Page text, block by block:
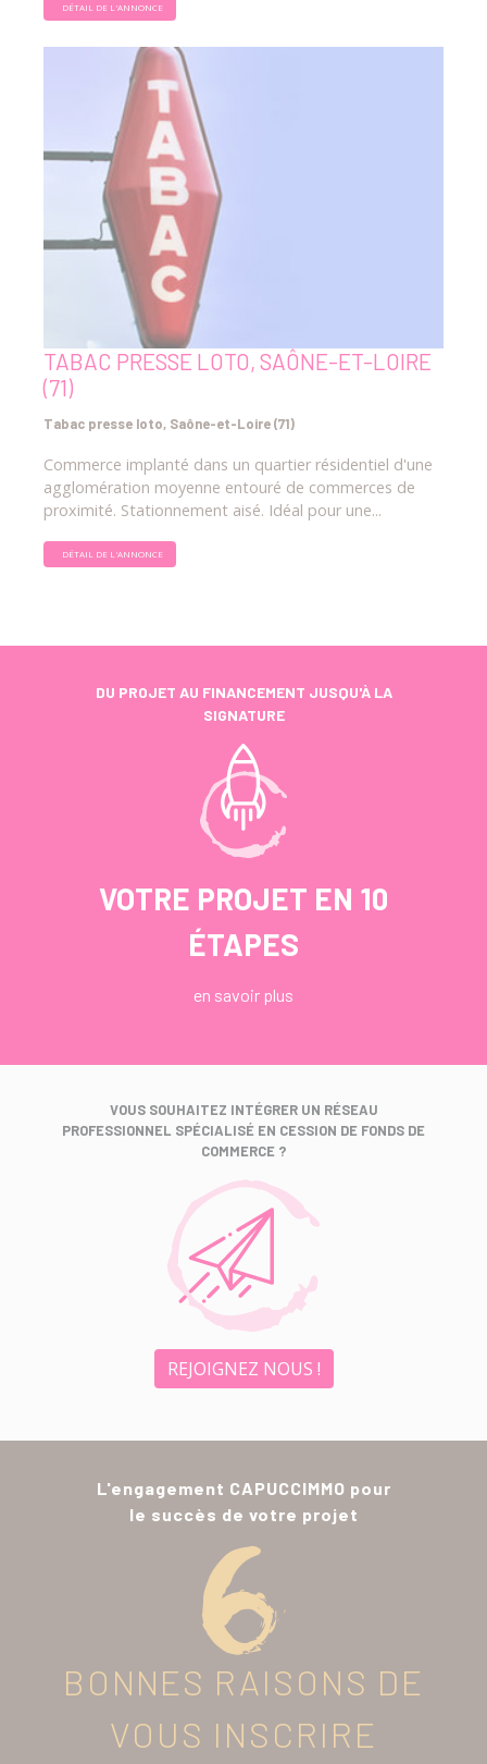
DÉTAIL DE L'ANNONCE
TABAC PRESSE LOTO, SAÔNE-ET-LOIRE
(71)
Tabac presse loto, Saône-et-Loire (71)
Commerce implanté dans un quartier résidentiel d'une
agglomération moyenne entouré de commerces de
proximité. Stationnement aisé. Idéal pour une...
DÉTAIL DE L'ANNONCE
DU PROJET AU FINANCEMENT JUSQU'À LA
SIGNATURE
VOTRE PROJET EN 10
ÉTAPES
en savoir plus
VOUS SOUHAITEZ INTÉGRER UN RÉSEAU
PROFESSIONNEL SPÉCIALISÉ EN CESSION DE FONDS DE
COMMERCE ?
REJOIGNEZ NOUS !
L'engagement CAPUCCIMMO pour
le succès de votre projet
BONNES RAISONS DE
VOUS INSCRIRE